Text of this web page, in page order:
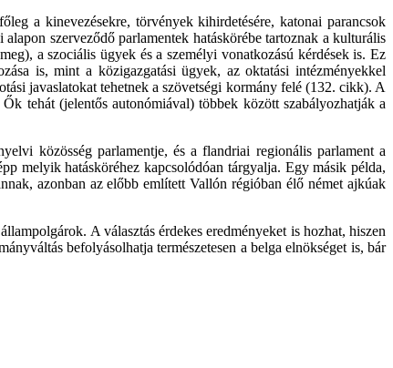
a kinevezésekre, törvények kihirdetésére, katonai parancsok
szerveződő parlamentek hatáskörébe tartoznak a kulturális
a szociális ügyek és a személyi vonatkozású kérdések is. Ez
is, mint a közigazgatási ügyek, az oktatási intézményekkel
javaslatokat tehetnek a szövetségi kormány felé (132. cikk). A
tehát (jelentős autonómiával) többek között szabályozhatják a
közösség parlamentje, és a flandriai regionális parlament a
melyik hatásköréhez kapcsolódóan tárgyalja. Egy másik példa,
azonban az előbb említett Vallón régióban élő német ajkúak
A választás érdekes eredményeket is hozhat, hiszen
befolyásolhatja természetesen a belga elnökséget is, bár